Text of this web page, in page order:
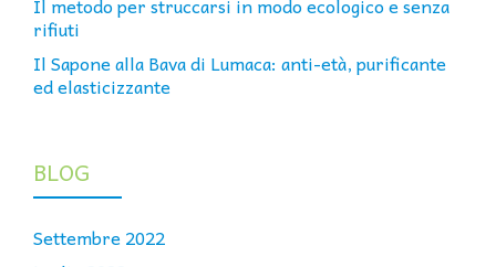
Il metodo per struccarsi in modo ecologico e senza
rifiuti
Il Sapone alla Bava di Lumaca: anti-età, purificante
ed elasticizzante
BLOG
Settembre 2022